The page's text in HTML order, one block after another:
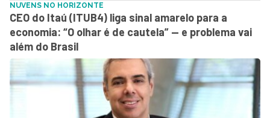
NUVENS NO HORIZONTE
CEO do Itaú (ITUB4) liga sinal amarelo para a
economia: “O olhar é de cautela” — e problema vai
além do Brasil